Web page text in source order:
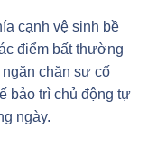
cạnh vệ sinh bề
điểm bất thường
chặn sự cố
bảo trì chủ động tự
ngày.